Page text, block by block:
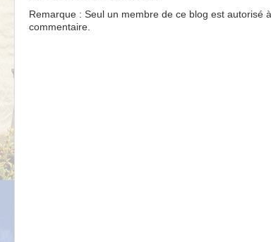
Remarque : Seul un membre de ce blog est autorisé
commentaire.